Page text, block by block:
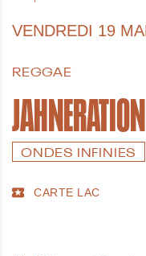
VENDREDI 19
REGGAE
JAHNERATION
ONDES INFINIES
CARTE LAC